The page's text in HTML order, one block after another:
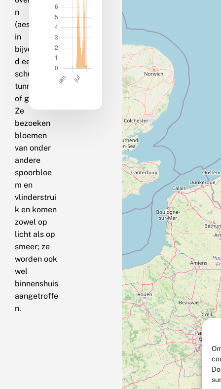
n
(aestivatie)
in
bijvoorbeel
d een
schuur,
tunnel, grot
of groeve.
Ze
bezoeken
bloemen
van onder
andere
spoorbloe
m en
vlinderstrui
k en komen
zowel op
licht als op
smeer; ze
worden ook
wel
binnenshuis
aangetroffe
n.